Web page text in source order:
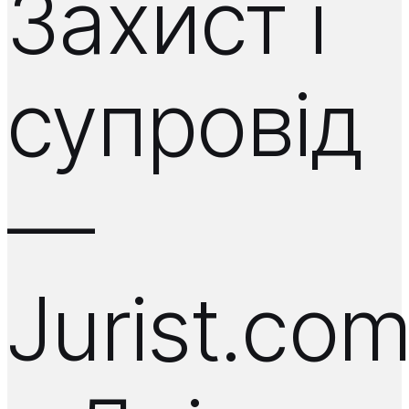
Захист і
супровід
—